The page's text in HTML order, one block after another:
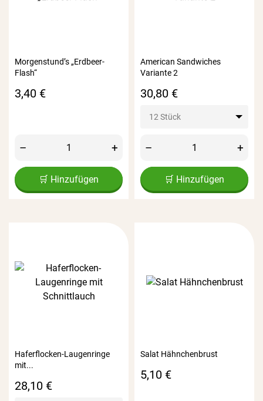
Morgenstund’s „Erdbeer-
Flash“
Preis
3,40 €
– +
🛒 Hinzufügen
American Sandwiches
Variante 2
Preis
30,80 €
12 Stück
– +
🛒 Hinzufügen
Haferflocken-Laugenringe
mit...
Preis
28,10 €
Salat Hähnchenbrust
Preis
5,10 €